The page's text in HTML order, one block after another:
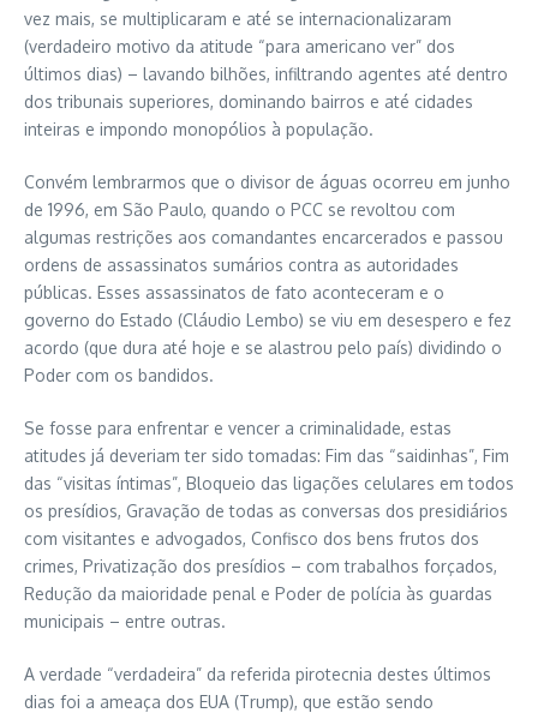
vez mais, se multiplicaram e até se internacionalizaram
(verdadeiro motivo da atitude “para americano ver” dos
últimos dias) – lavando bilhões, infiltrando agentes até dentro
dos tribunais superiores, dominando bairros e até cidades
inteiras e impondo monopólios à população.
Convém lembrarmos que o divisor de águas ocorreu em junho
de 1996, em São Paulo, quando o PCC se revoltou com
algumas restrições aos comandantes encarcerados e passou
ordens de assassinatos sumários contra as autoridades
públicas. Esses assassinatos de fato aconteceram e o
governo do Estado (Cláudio Lembo) se viu em desespero e fez
acordo (que dura até hoje e se alastrou pelo país) dividindo o
Poder com os bandidos.
Se fosse para enfrentar e vencer a criminalidade, estas
atitudes já deveriam ter sido tomadas: Fim das “saidinhas”, Fim
das “visitas íntimas”, Bloqueio das ligações celulares em todos
os presídios, Gravação de todas as conversas dos presidiários
com visitantes e advogados, Confisco dos bens frutos dos
crimes, Privatização dos presídios – com trabalhos forçados,
Redução da maioridade penal e Poder de polícia às guardas
municipais – entre outras.
A verdade “verdadeira” da referida pirotecnia destes últimos
dias foi a ameaça dos EUA (Trump), que estão sendo